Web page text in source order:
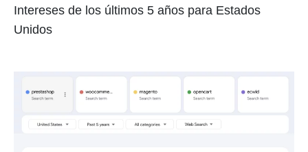
Intereses de los últimos 5 años para Estados
Unidos